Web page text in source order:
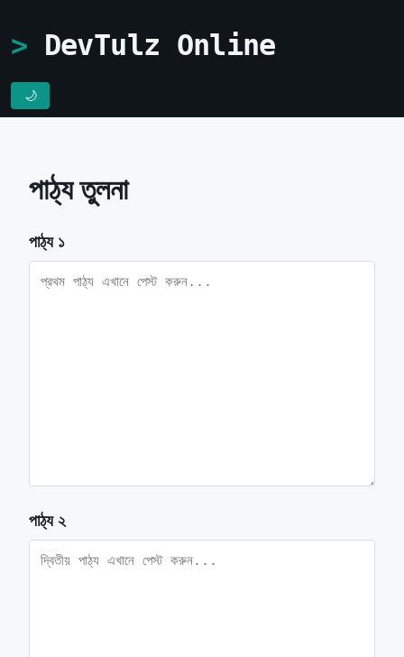
DevTulz Online
🌙
পাঠ্য তুলনা
পাঠ্য ১
পাঠ্য ২